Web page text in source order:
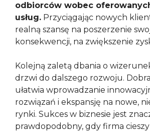
odbiorców wobec
usług. Przyciągając nowych
realną szansę na poszerzenie
konsekwencji, na zwiększenie
Kolejną zaletą dbania o
drzwi do dalszego rozwoju.
ułatwia wprowadzanie
rozwiązań i ekspansję na nowe,
rynki. Sukces w biznesie jest
prawdopodobny, gdy firma